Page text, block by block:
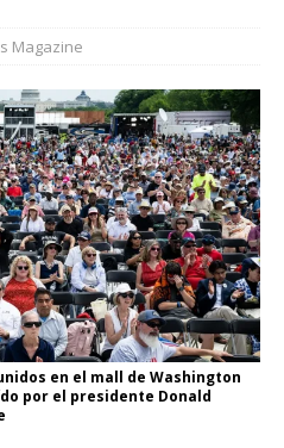
Magazine
en el mall de Washington
por el presidente Donald